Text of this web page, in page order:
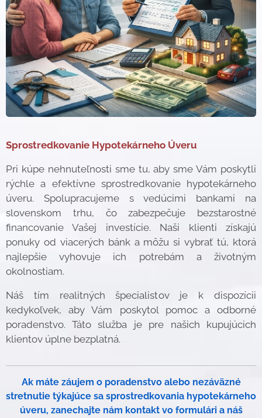
Sprostredkovanie Hypotekárneho Úveru
Pri kúpe nehnuteľnosti sme tu, aby sme Vám poskytli
rýchle a efektívne sprostredkovanie hypotekárneho
úveru. Spolupracujeme s vedúcimi bankami na
slovenskom trhu, čo zabezpečuje bezstarostné
financovanie Vašej investície. Naši klienti získajú
ponuky od viacerých bánk a môžu si vybrať tú, ktorá
najlepšie vyhovuje ich potrebám a životným
okolnostiam.
Náš tím realitných špecialistov je k dispozícii
kedykoľvek, aby Vám poskytol pomoc a odborné
poradenstvo. Táto služba je pre našich kupujúcich
klientov úplne bezplatná.
Ak máte záujem o poradenstvo alebo nezáväzné
stretnutie týkajúce sa sprostredkovania hypotekárneho
úveru, zanechajte nám kontakt vo formulári a náš